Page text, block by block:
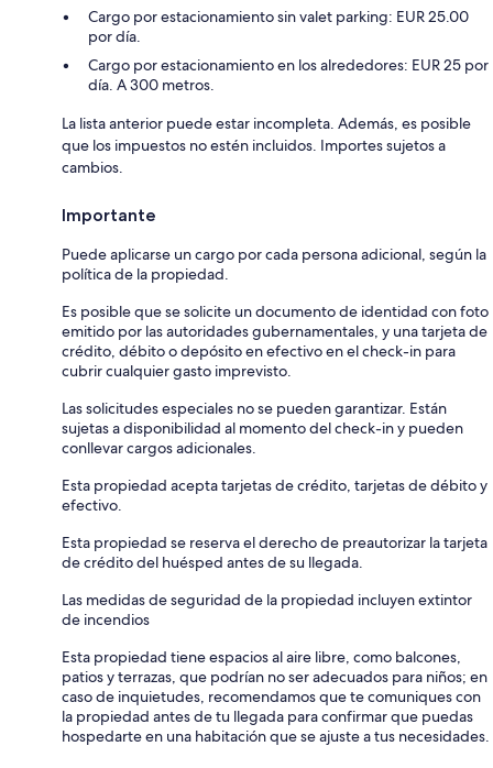
Cargo por estacionamiento sin valet parking: EUR 25.00
por día.
Cargo por estacionamiento en los alrededores: EUR 25 por
día. A 300 metros.
La lista anterior puede estar incompleta. Además, es posible
que los impuestos no estén incluidos. Importes sujetos a
cambios.
Importante
Puede aplicarse un cargo por cada persona adicional, según la
política de la propiedad.
Es posible que se solicite un documento de identidad con foto
emitido por las autoridades gubernamentales, y una tarjeta de
crédito, débito o depósito en efectivo en el check-in para
cubrir cualquier gasto imprevisto.
Las solicitudes especiales no se pueden garantizar. Están
sujetas a disponibilidad al momento del check-in y pueden
conllevar cargos adicionales.
Esta propiedad acepta tarjetas de crédito, tarjetas de débito y
efectivo.
Esta propiedad se reserva el derecho de preautorizar la tarjeta
de crédito del huésped antes de su llegada.
Las medidas de seguridad de la propiedad incluyen extintor
de incendios
Esta propiedad tiene espacios al aire libre, como balcones,
patios y terrazas, que podrían no ser adecuados para niños; en
caso de inquietudes, recomendamos que te comuniques con
la propiedad antes de tu llegada para confirmar que puedas
hospedarte en una habitación que se ajuste a tus necesidades.